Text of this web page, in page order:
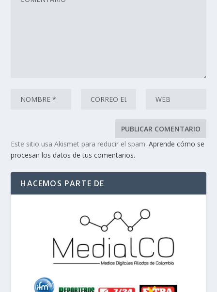
Este sitio usa Akismet para reducir el spam.Aprende cómo se
procesan los datos de tus comentarios.
HACEMOS PARTE DE